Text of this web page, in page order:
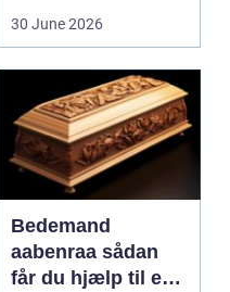
30 June 2026
Bedemand
aabenraa sådan
får du hjælp til en